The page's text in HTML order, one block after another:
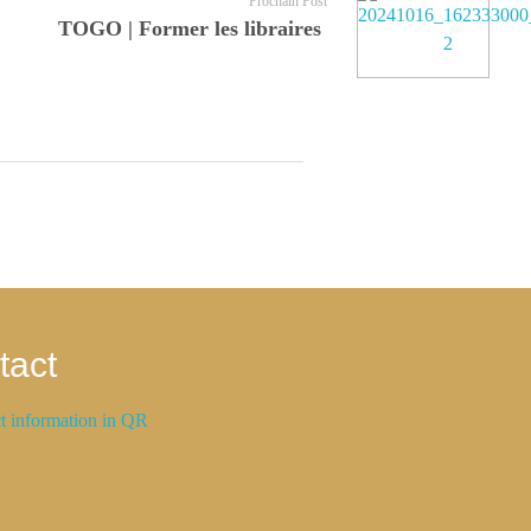
TOGO | Former les libraires